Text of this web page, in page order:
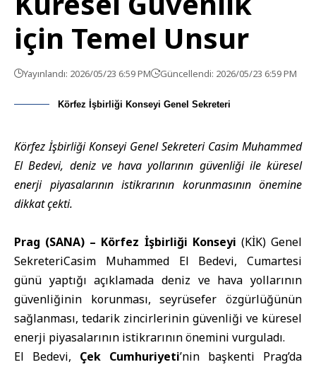
için Temel Unsur
Yayınlandı: 2026/05/23 6:59 PM Güncellendi: 2026/05/23 6:59 PM
Körfez İşbirliği Konseyi Genel Sekreteri
Körfez İşbirliği Konseyi Genel Sekreteri Casim Muhammed
El Bedevi, deniz ve hava yollarının güvenliği ile küresel
enerji piyasalarının istikrarının korunmasının önemine
dikkat çekti.
Prag (SANA) – Körfez İşbirliği Konseyi (KİK) Genel
SekreteriCasim Muhammed El Bedevi, Cumartesi
günü yaptığı açıklamada deniz ve hava yollarının
güvenliğinin korunması, seyrüsefer özgürlüğünün
sağlanması, tedarik zincirlerinin güvenliği ve küresel
enerji piyasalarının istikrarının önemini vurguladı.
El Bedevi, Çek Cumhuriyeti’nin başkenti Prag’da